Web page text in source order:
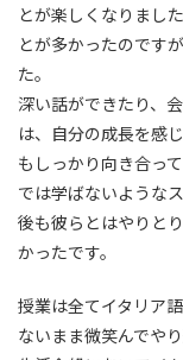
とが楽しくなりまし
とが多かったのです
た。
深い話ができたり、
は、自分の成長を感
もしっかり向き合っ
では学ばないような
後も彼らとはやりと
かったです。
授業は全てイタリア
ないまま微笑んでや